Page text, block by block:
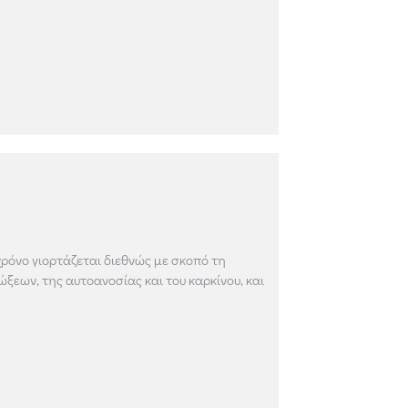
γιορτάζεται διεθνώς με σκοπό τη
της αυτοανοσίας και του καρκίνου, και